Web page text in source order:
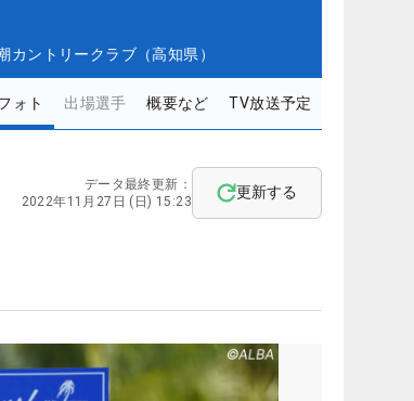
カントリークラブ（高知県）
ォト 出場選手 概要など TV放送予定
データ最終更新：
2022年11月27日 (日) 15:23
更新する